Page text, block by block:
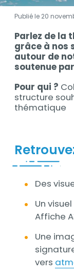
Publié le 20
Description
Parlez de la
grâce à nos
autour de
soutenue
Pour qui ?
structure
thématique
Des
Un
Affiche
Une
vers